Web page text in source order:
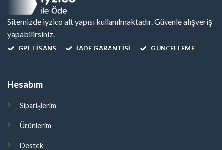
Sitemizde iyzico alt yapısı kullanılmaktadır. Güvenle alışveriş
yapabilirsiniz.
GPL LISANS İADE GARANTİSİ GÜNCELLEME
Hesabım
Siparişlerim
Ürünlerim
Destek